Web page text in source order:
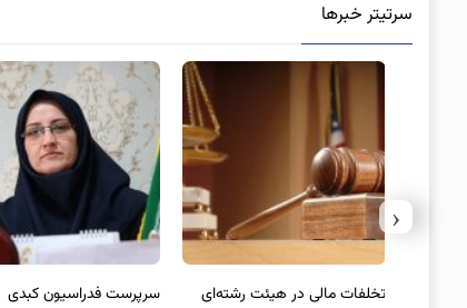
سرتیتر خبرها
تخلفات مالی در هیئت رشته‌ای
سرپرست فدراسیون کبدی
‹